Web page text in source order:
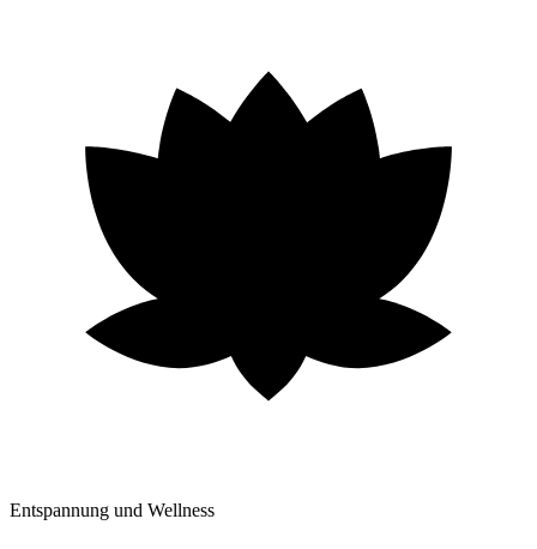
Entspannung und Wellness